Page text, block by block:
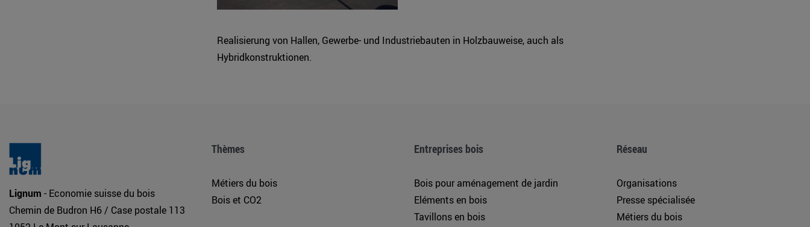
Realisierung von Hallen, Gewerbe- und Industriebauten in Holzbauweise, auch als
Hybridkonstruktionen.
Lignum - Economie suisse du bois
Chemin de Budron H6 / Case postale 113
Thèmes
Métiers du bois
Bois et CO2
Entreprises bois
Bois pour aménagement de jardin
Eléments en bois
Tavillons en bois
Réseau
Organisations
Presse spécialisée
Métiers du bois